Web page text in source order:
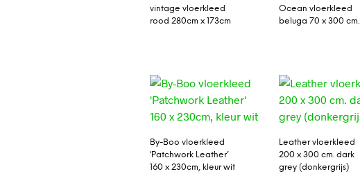
vintage vloerkleed
rood 280cm x 173cm
Ocean vloerkleed
beluga 70 x 300 cm.
By-Boo vloerkleed
‘Patchwork Leather’
160 x 230cm, kleur wit
Leather vloerkleed
200 x 300 cm. dark
grey (donkergrijs)